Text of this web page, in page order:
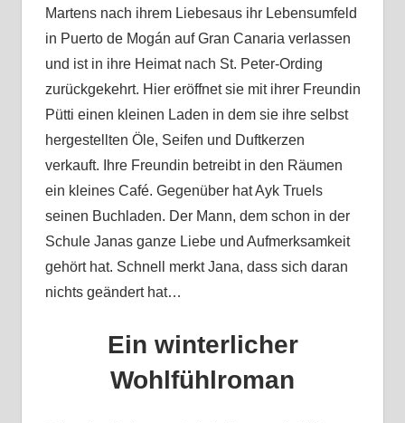
Martens nach ihrem Liebesaus ihr Lebensumfeld
in Puerto de Mogán auf Gran Canaria verlassen
und ist in ihre Heimat nach St. Peter-Ording
zurückgekehrt. Hier eröffnet sie mit ihrer Freundin
Pütti einen kleinen Laden in dem sie ihre selbst
hergestellten Öle, Seifen und Duftkerzen
verkauft. Ihre Freundin betreibt in den Räumen
ein kleines Café. Gegenüber hat Ayk Truels
seinen Buchladen. Der Mann, dem schon in der
Schule Janas ganze Liebe und Aufmerksamkeit
gehört hat. Schnell merkt Jana, dass sich daran
nichts geändert hat…
Ein winterlicher
Wohlfühlroman